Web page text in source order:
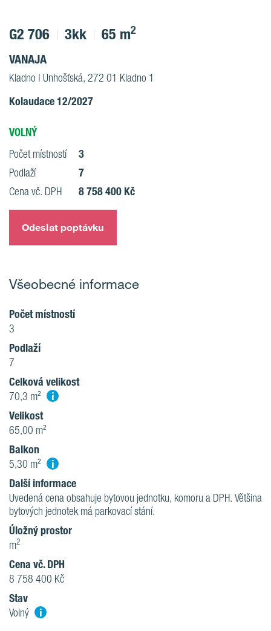
G2 706 3kk 65 m2
VANAJA
Kladno | Unhošťská, 272 01 Kladno 1
Kolaudace 12/2027
VOLNÝ
Počet místností 3
Podlaží 7
Cena vč. DPH 8 758 400 Kč
Odeslat poptávku
Všeobecné informace
Počet místností
3
Podlaží
7
Celková velikost
70,3 m² i
Velikost
65,00 m²
Balkon
5,30 m² i
Další informace
Uvedená cena obsahuje bytovou jednotku, komoru a DPH. Většina
bytových jednotek má parkovací stání.
Úložný prostor
m2
Cena vč. DPH
8 758 400 Kč
Stav
Volný i